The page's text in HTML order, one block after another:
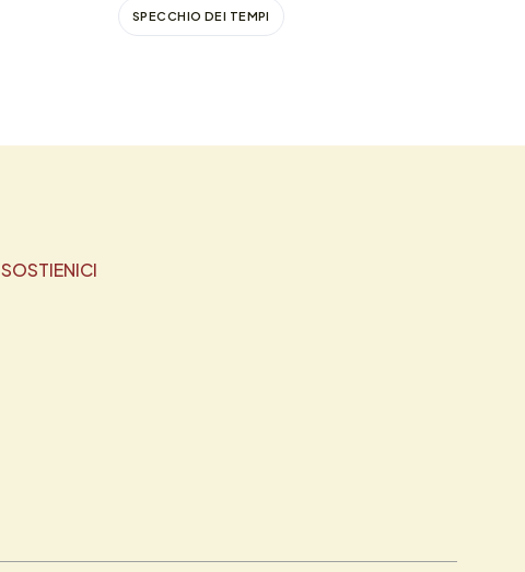
SPECCHIO DEI TEMPI
SOSTIENICI